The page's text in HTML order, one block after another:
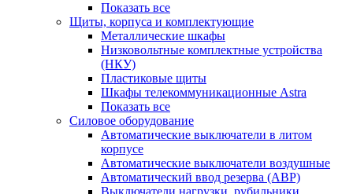
Показать все
Щиты, корпуса и комплектующие
Металлические шкафы
Низковольтные комплектные устройства
(НКУ)
Пластиковые щиты
Шкафы телекоммуникационные Astra
Показать все
Силовое оборудование
Автоматические выключатели в литом
корпусе
Автоматические выключатели воздушные
Автоматический ввод резерва (АВР)
Выключатели нагрузки, рубильники,